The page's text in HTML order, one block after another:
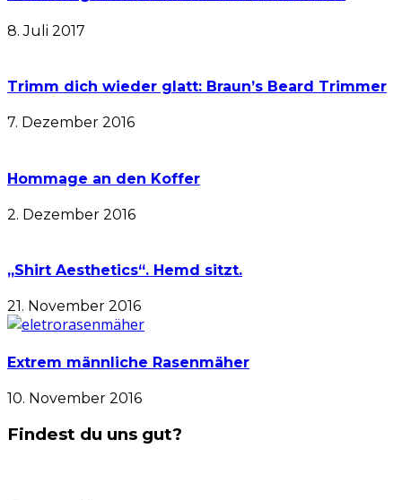
8. Juli 2017
Trimm dich wieder glatt: Braun’s Beard Trimmer
7. Dezember 2016
Hommage an den Koffer
2. Dezember 2016
„Shirt Aesthetics“. Hemd sitzt.
21. November 2016
Extrem männliche Rasenmäher
10. November 2016
Findest du uns gut?